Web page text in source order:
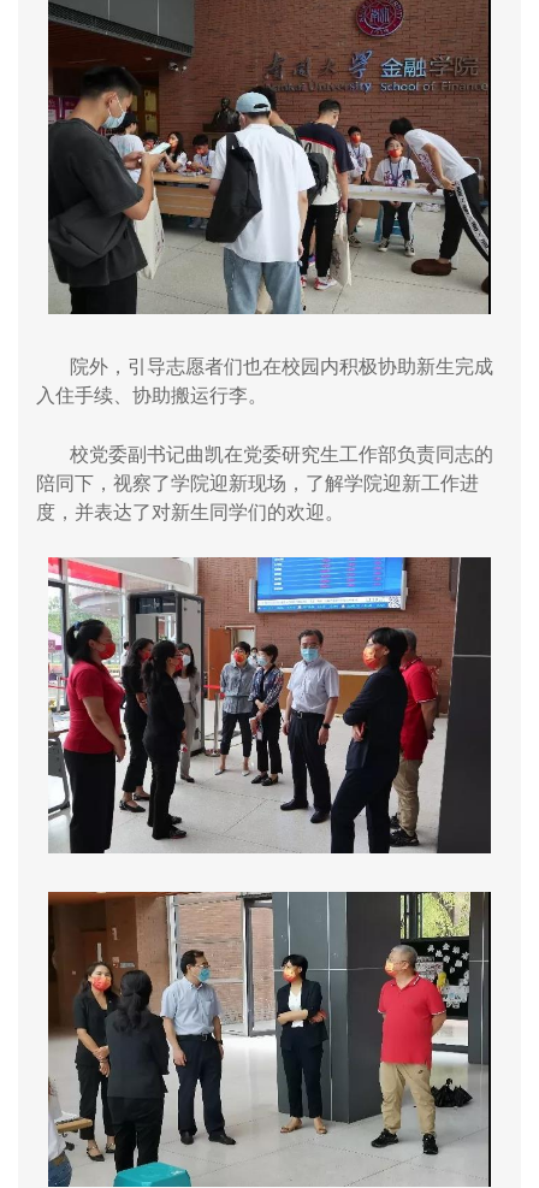
院外，引导志愿者们也在校园内积极协助新生完成
入住手续、协助搬运行李。
校党委副书记曲凯在党委研究生工作部负责同志的
陪同下，视察了学院迎新现场，了解学院迎新工作进
度，并表达了对新生同学们的欢迎。